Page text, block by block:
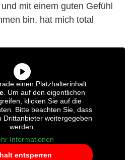
mit einem guten Gefühl
bin, hat mich total
einen Platzhalterinhalt
. Um auf den eigentlichen
klicken Sie auf die
Bitte beachten Sie, dass
Drittanbieter weitergegeben
werden.
Informationen
entsperren